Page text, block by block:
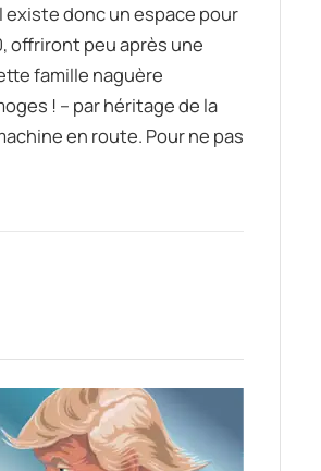
existe donc un espace pour
offriront peu après une
famille naguère
! – par héritage de la
en route. Pour ne pas